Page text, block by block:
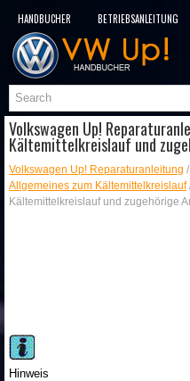
HANDBÜCHER BETRIEBSANLEITUNG
SITEMAP
Volkswagen Up!
Kältemittelkreislauf und
Volkswagen Up! Reparaturanleitung /
Allgemeines zum Kältemittelkreislauf
Kältemittelkreislauf und zugehörige
Hinweis